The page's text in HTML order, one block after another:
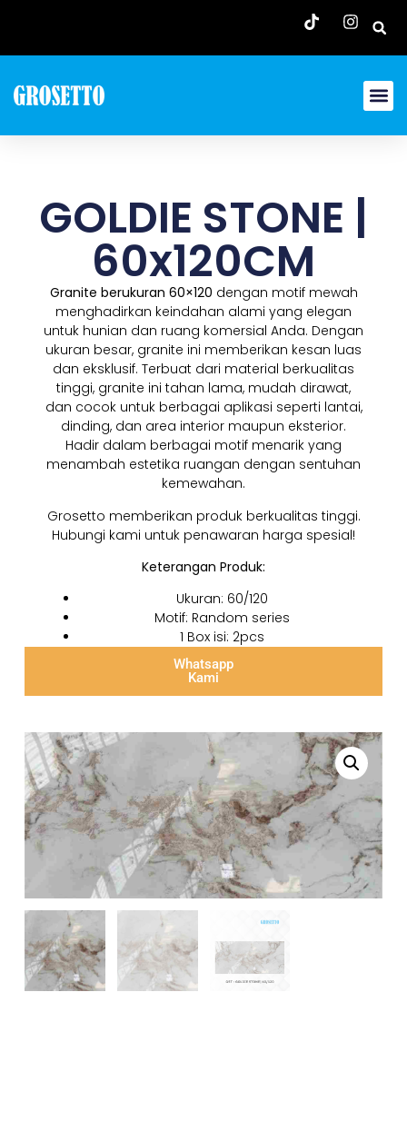
GOLDIE STONE |
60x120CM
Granite berukuran 60×120 dengan motif mewah
menghadirkan keindahan alami yang elegan
untuk hunian dan ruang komersial Anda. Dengan
ukuran besar, granite ini memberikan kesan luas
dan eksklusif. Terbuat dari material berkualitas
tinggi, granite ini tahan lama, mudah dirawat,
dan cocok untuk berbagai aplikasi seperti lantai,
dinding, dan area interior maupun eksterior.
Hadir dalam berbagai motif menarik yang
menambah estetika ruangan dengan sentuhan
kemewahan.
Grosetto memberikan produk berkualitas tinggi.
Hubungi kami untuk penawaran harga spesial!
Keterangan Produk:
Ukuran: 60/120
Motif: Random series
1 Box isi: 2pcs
Whatsapp
Kami